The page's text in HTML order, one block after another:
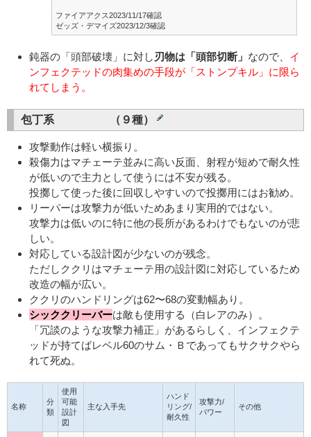
ファイアアクス2023/11/17確認
ゼッズ・デマイズ2023/12/3確認
鈍器の「頭部破壊」に対し刃物は「頭部切断」 なので、 イ
ンフェクテッドの肉集めの手段が「ストンプキル」に限ら
れてしまう。
包丁系 （９種）
攻撃動作は軽い横振り。
殺傷力はマチェーテ並みに高い反面、射程が短めで耐久性
が低いので主力として使うには不安が残る。
投擲して使った後に回収しやすいので投擲用にはお勧め。
リーパーは攻撃力が低いためあまり実用的ではない。
攻撃力は低いのに特に他の長所があるわけでもないのが悲
しい。
対応している設計図が少ないのが残念。
ただしククリはマチェーテ用の設計図に対応しているため
改造の幅が広い。
ククリのハンドリングは62〜68の変動幅あり。
シッククリーバーは敵も使用する（白レアのみ）。
「冗談のような攻撃力補正」があるらしく、インフェクテ
ッドが持てばレベル60のサム・Ｂであってもサクサクやら
れて死ぬ。
名称
分
類
使用
可能
設計
図
主な入手先
ハンド
リング/
耐久性
攻撃力/
パワー
その他